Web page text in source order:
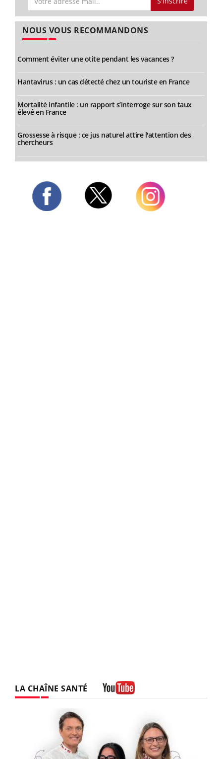
NOUS VOUS RECOMMANDONS
Comment éviter une otite pendant les vacances ?
Hantavirus : un cas détecté chez un touriste en France
Mortalité infantile : un rapport s’interroge sur son taux
élevé en France
Grossesse à risque : ce jus naturel attire l'attention des
chercheurs
LA CHAÎNE SANTÉ